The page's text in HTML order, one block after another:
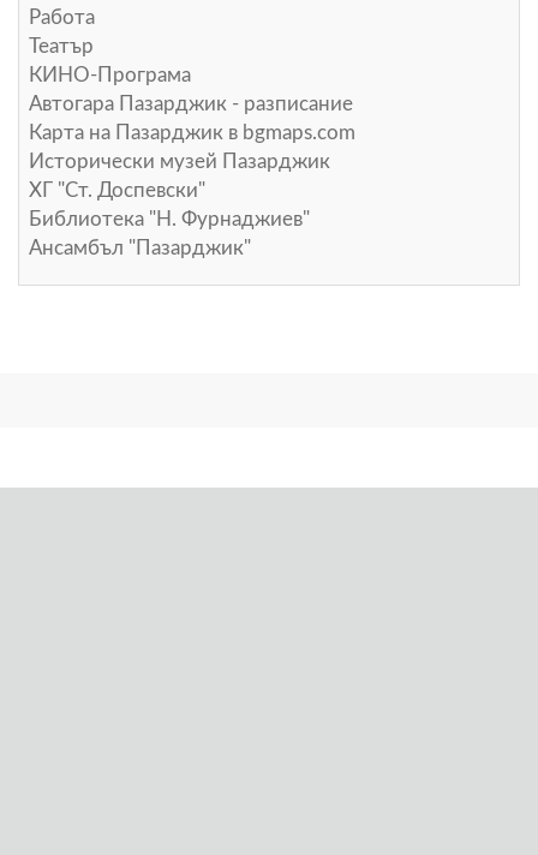
Работа
Театър
КИНО-Програма
Автогара Пазарджик - разписание
Карта на Пазарджик в bgmaps.com
Исторически музей Пазарджик
ХГ "Ст. Доспевски"
Библиотека "Н. Фурнаджиев"
Ансамбъл "Пазарджик"